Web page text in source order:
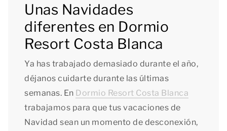
Unas Navidades
diferentes en Dormio
Resort Costa Blanca
Ya has trabajado demasiado durante el año,
déjanos cuidarte durante las últimas
semanas. En Dormio Resort Costa Blanca
trabajamos para que tus vacaciones de
Navidad sean un momento de desconexión,